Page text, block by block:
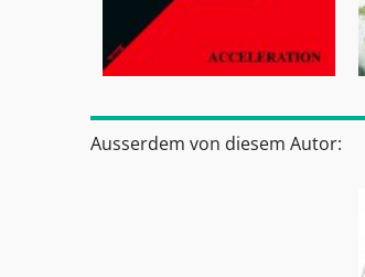
Ausserdem von diesem Autor: